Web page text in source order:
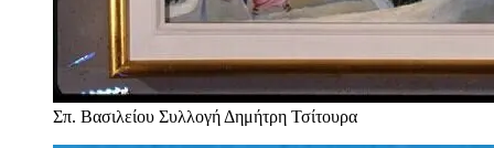
Σπ. Βασιλείου Συλλογή Δημήτρη Τσίτουρα